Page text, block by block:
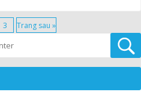
3 Trang sau »